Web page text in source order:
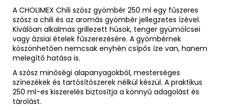
A CHOLIMEX Chili szósz gyömbér 250 ml egy fűszeres
szósz a chili és az aromás gyömbér jellegzetes ízével.
Kiválóan alkalmas grillezett húsok, tenger gyümölcsei
vagy ázsiai ételek fűszerezésére. A gyömbérnek
köszönhetően nemcsak enyhén csípős íze van, hanem
melegítő hatása is.
A szósz minőségi alapanyagokból, mesterséges
színezékek és tartósítószerek nélkül készül. A praktikus
250 ml-es kiszerelés biztosítja a könnyű adagolást és
tárolást.